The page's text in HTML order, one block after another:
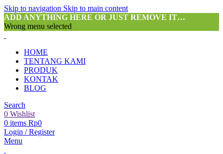
Skip to navigation Skip to main content
ADD ANYTHING HERE OR JUST REMOVE IT…
Wrong menu selected
HOME
TENTANG KAMI
PRODUK
KONTAK
BLOG
Search
0 Wishlist
0 items Rp0
Login / Register
Menu